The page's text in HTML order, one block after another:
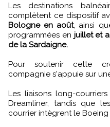
Les destinations balnéaires et culturelles italiennes
complètent ce dispositif
Bologne en août, ainsi
programmées en juillet et
de la Sardaigne.
Pour soutenir cette
compagnie s'appuie sur
Les liaisons long-
Dreamliner, tandis que
courrier intègrent le Boeing